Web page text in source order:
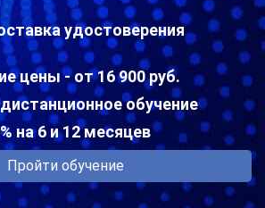
удостоверения
цены - от 16 900 руб.
обучение
на 6 и 12 месяцев
Пройти обучение